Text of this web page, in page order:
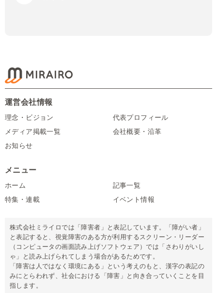
運営会社情報
理念・ビジョン
代表プロフィール
メディア掲載一覧
会社概要・沿革
お知らせ
メニュー
ホーム
記事一覧
特集・連載
イベント情報
株式会社ミライロでは「障害者」と表記しています。「障がい者」
と表記すると、視覚障害のある方が利用するスクリーン・リーダー
（コンピュータの画面読み上げソフトウェア）では「さわりがいし
ゃ」と読み上げられてしまう場合があるためです。
「障害は人ではなく環境にある」という考えのもと、漢字の表記の
みにとらわれず、社会における「障害」と向き合っていくことを目
指します。